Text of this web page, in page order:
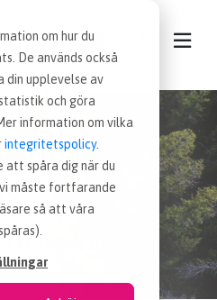
om hur du
De används också
upplevelse av
och göra
information om vilka
integritetspolicy.
att spåra dig när du
måste fortfarande
så att våra
kl. 08:00-08:45